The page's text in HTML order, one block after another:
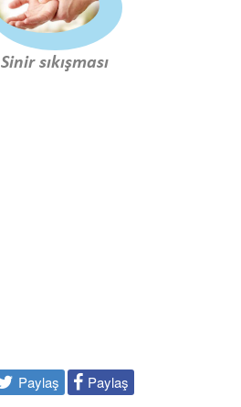
Sinir sıkışması
Paylaş
Paylaş